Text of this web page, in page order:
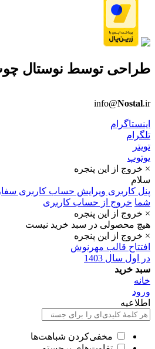
طراحی توسط نوستال
info@Nostal.ir
اینستاگرام
تلگرام
تویتر
یوتوپ
× خروج از این پنجره
سلام
پنل کاربری ویرایش حساب کاربری
شما خروج از حساب کاربری
× خروج از این پنجره
هیچ محصولی در سبد خرید نیست
× خروج از این پنجره
افتتاح قالب مهرنوش
در اول سال 1403
سبد خرید
خانه
ورود
اطلاعیه
مخفی‌کردن شباهت‌ها